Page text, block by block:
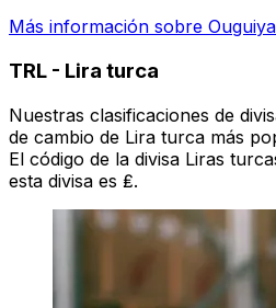
Más información sobre
TRL - Lira turca
Nuestras clasificaciones de
de cambio de Lira turca más
El código de la divisa Liras
esta divisa es ₤.